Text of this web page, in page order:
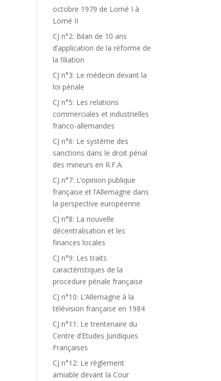
octobre 1979 de Lomé I à
Lomé II
CJ n°2: Bilan de 10 ans
d’application de la réforme de
la filiation
CJ n°3: Le médecin devant la
loi pénale
CJ n°5: Les relations
commerciales et industrielles
franco-allemandes
CJ n°6: Le système des
sanctions dans le droit pénal
des mineurs en R.F.A.
CJ n°7: L’opinion publique
française et l’Allemagne dans
la perspective européenne
CJ n°8: La nouvelle
décentralisation et les
finances locales
CJ n°9: Les traits
caractéristiques de la
procedure pénale française
CJ n°10: L’Allemagne à la
télévision française en 1984
CJ n°11: Le trentenaire du
Centre d’Etudes Juridiques
Françaises
CJ n°12: Le règlement
amiable devant la Cour